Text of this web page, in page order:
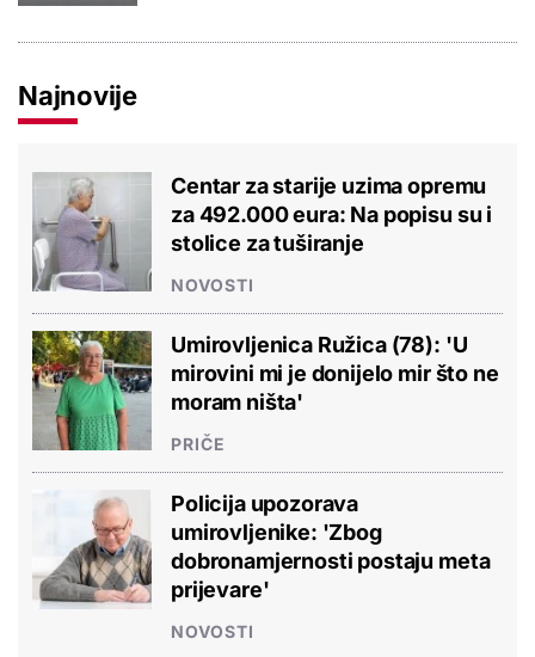
Najnovije
Centar za starije uzima opremu
za 492.000 eura: Na popisu su i
stolice za tuširanje
NOVOSTI
Umirovljenica Ružica (78): 'U
mirovini mi je donijelo mir što ne
moram ništa'
PRIČE
Policija upozorava
umirovljenike: 'Zbog
dobronamjernosti postaju meta
prijevare'
NOVOSTI